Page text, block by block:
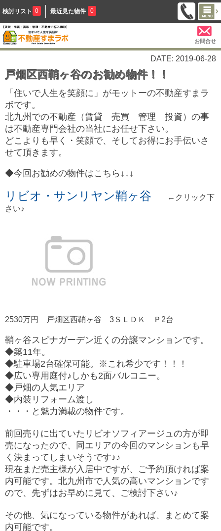
検討リスト 0 最近見た物件 0
お問合せ
DATE: 2019-06-28
戸畑区西鞘ヶ谷のお勧め物件！！
「住いで人生を笑顔に」がモットーの不動産すまラ
ボです。
北九州での不動産（賃貸 売買 管理 投資）の事
は不動産専門会社の当社にお任せ下さい。
どこよりも早く・笑顔で、そしてお得にお手伝いさ
せて頂きます。
◆今回お勧めの物件はこちら↓↓↓
リビオ・サンリヤン鞘ヶ谷 ←クリック下
さい♪
2530万円 戸畑区西鞘ヶ谷 3ＳＬＤＫ Ｐ2台
鞘ヶ谷スピナガーデン近くの分譲マンションです。
◆築11年。
◆駐車場2台確保可能。※これ希少です！！！
◆広い専用庭付♪しかも2面バルコニー。
◆戸畑の人気エリア
◆内装リフォーム渡し
・・・と魅力満載の物件です。
前回売りに出ていたリビオソフィアージュの方が即
売になったので、同エリアの今回のマンションも早
く決まってしまいそうです♪♪
現在まだ売主様が入居中ですが、ご予約頂ければ案
内可能です。北九州市で人気の高いマンションです
ので、 先ずはお早めに見て、ご検討下さい♪
その他、気になっている物件があれば、まとめて案
内可能です。